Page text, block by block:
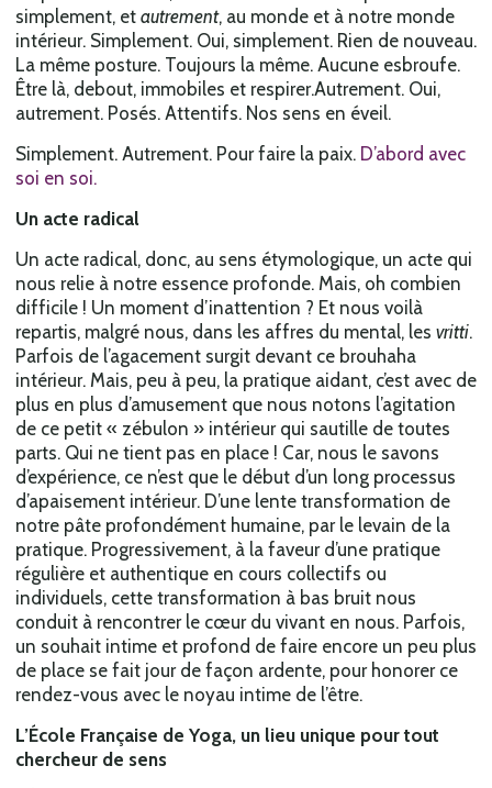
simplement, et autrement, au monde et à notre monde
intérieur. Simplement. Oui, simplement. Rien de nouveau.
La même posture. Toujours la même. Aucune esbroufe.
Être là, debout, immobiles et respirer.Autrement. Oui,
autrement. Posés. Attentifs. Nos sens en éveil.
Simplement. Autrement. Pour faire la paix. D’abord avec
soi en soi.
Un acte radical
Un acte radical, donc, au sens étymologique, un acte qui
nous relie à notre essence profonde. Mais, oh combien
difficile ! Un moment d’inattention ? Et nous voilà
repartis, malgré nous, dans les affres du mental, les vritti.
Parfois de l’agacement surgit devant ce brouhaha
intérieur. Mais, peu à peu, la pratique aidant, c’est avec de
plus en plus d’amusement que nous notons l’agitation
de ce petit « zébulon » intérieur qui sautille de toutes
parts. Qui ne tient pas en place ! Car, nous le savons
d’expérience, ce n’est que le début d’un long processus
d’apaisement intérieur. D’une lente transformation de
notre pâte profondément humaine, par le levain de la
pratique. Progressivement, à la faveur d’une pratique
régulière et authentique en cours collectifs ou
individuels, cette transformation à bas bruit nous
conduit à rencontrer le cœur du vivant en nous. Parfois,
un souhait intime et profond de faire encore un peu plus
de place se fait jour de façon ardente, pour honorer ce
rendez-vous avec le noyau intime de l’être.
L’École Française de Yoga, un lieu unique pour tout
chercheur de sens